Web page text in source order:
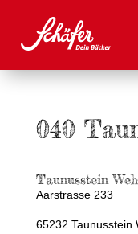
040
Taunusstein
Aarstrasse 233
65232 Taunusstein